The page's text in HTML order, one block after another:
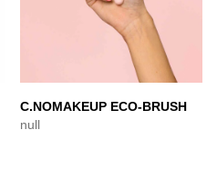
C.NOMAKEUP ECO-BRUSH
null